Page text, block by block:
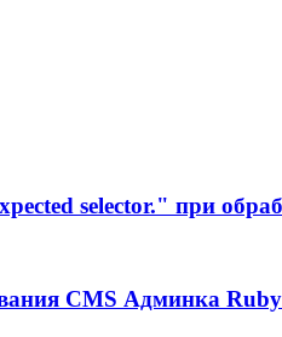
selector." при
CMS Админка